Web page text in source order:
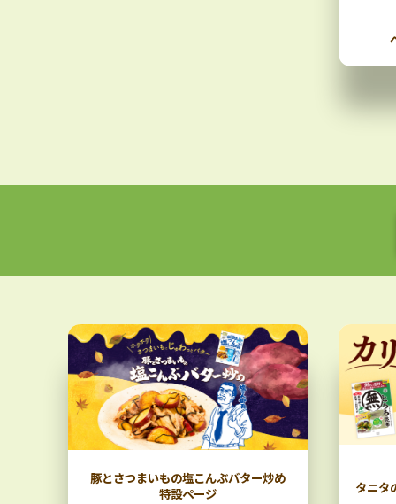
豚とさつまいもの塩こんぶバター炒め
特設ページ
タニタ